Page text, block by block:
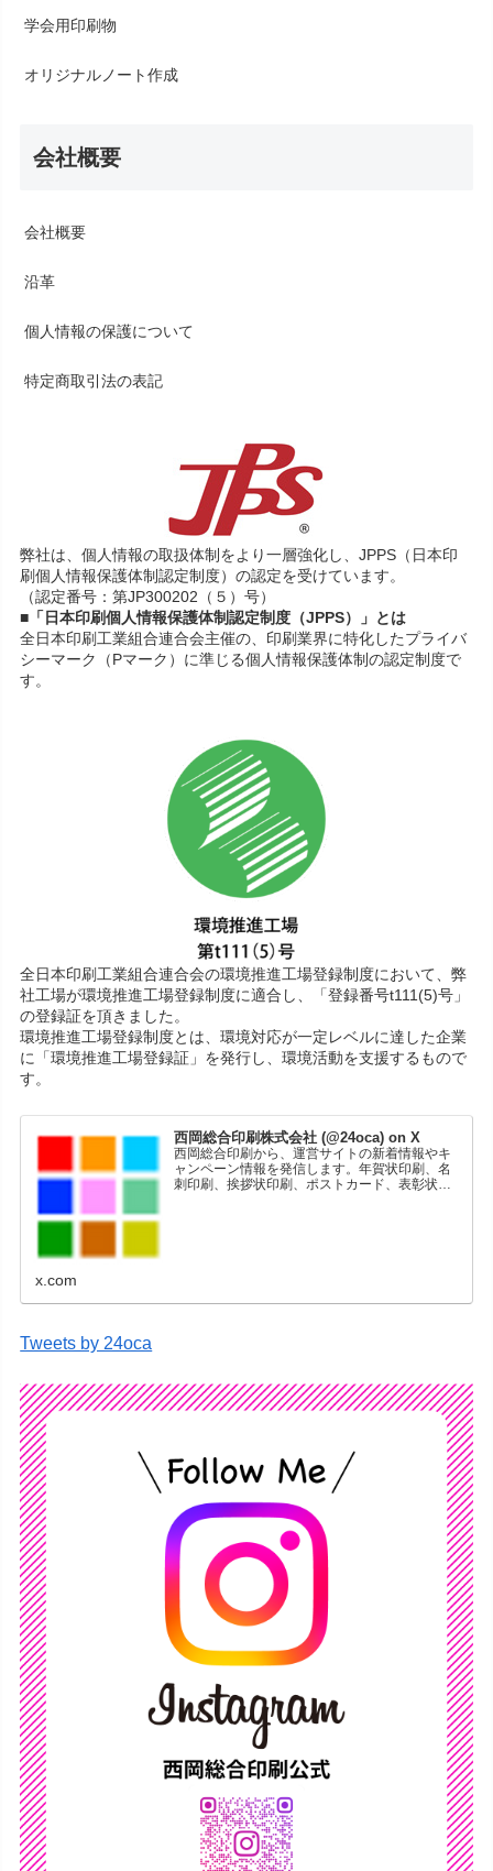
学会用印刷物
オリジナルノート作成
会社概要
会社概要
沿革
個人情報の保護について
特定商取引法の表記
弊社は、個人情報の取扱体制をより一層強化し、JPPS（日本印
刷個人情報保護体制認定制度）の認定を受けています。
（認定番号：第JP300202（５）号）
■「日本印刷個人情報保護体制認定制度（JPPS）」とは
全日本印刷工業組合連合会主催の、印刷業界に特化したプライバ
シーマーク（Pマーク）に準じる個人情報保護体制の認定制度で
す。
全日本印刷工業組合連合会の環境推進工場登録制度において、弊
社工場が環境推進工場登録制度に適合し、「登録番号t111(5)号」
の登録証を頂きました。
環境推進工場登録制度とは、環境対応が一定レベルに達した企業
に「環境推進工場登録証」を発行し、環境活動を支援するもので
す。
西岡総合印刷株式会社 (@24oca) on X
西岡総合印刷から、運営サイトの新着情報やキ
ャンペーン情報を発信します。年賀状印刷、名
刺印刷、挨拶状印刷、ポストカード、表彰状印
x.com
Tweets by 24oca